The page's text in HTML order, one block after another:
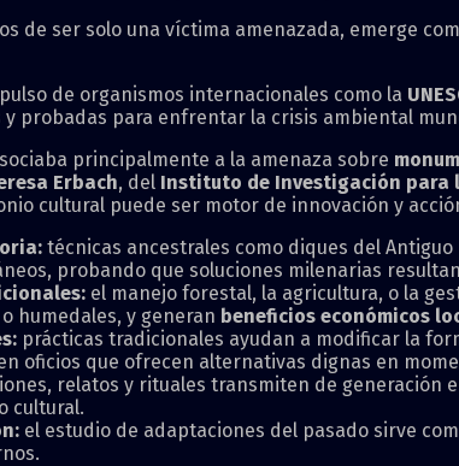
de ser solo una víctima amenazada, emerge
de organismos internacionales como la
probadas para enfrentar la crisis ambiental
principalmente a la amenaza sobre
Erbach, del Instituto de Investigación para
cultural puede ser motor de innovación y
técnicas ancestrales como diques del
probando que soluciones milenarias
el manejo forestal, la agricultura, o la
humedales, y generan beneficios económicos
prácticas tradicionales ayudan a modificar la
oficios que ofrecen alternativas dignas en
relatos y rituales transmiten de generación
cultural.
el estudio de adaptaciones del pasado sirve